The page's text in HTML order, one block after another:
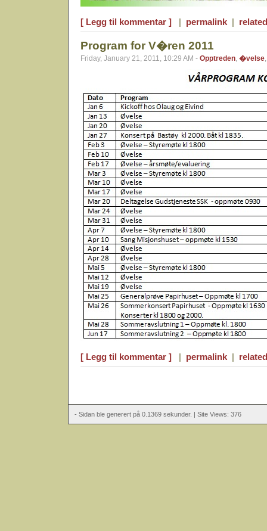
[ Legg til kommentar ] | permalink |
Program for V�ren 2011
Friday, January 21, 2011, 10:29 AM - Opptreden, �velse
[ Legg til kommentar ] | permalink |
- Sidan ble generert på 0.1369 sekunder. | Site Views: 376